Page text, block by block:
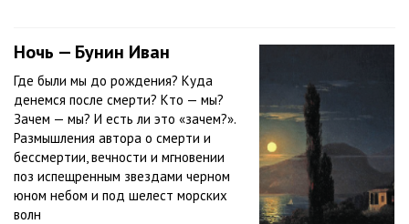
Ночь — Бунин Иван
Где были мы до рождения? Куда
денемся после смерти? Кто — мы?
Зачем — мы? И есть ли это «зачем?».
Размышления автора о смерти и
бессмертии, вечности и мгновении
поз испещренным звездами черном
юном небом и под шелест морских
волн